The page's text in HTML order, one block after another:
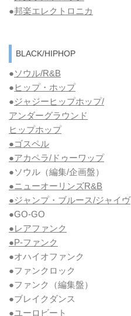
●邦楽エレクトロニカ
BLACK/HIPHOP
●ソウル/R&B
● ヒップ・ホップ
●ジャジーヒップホップ/
アンダーグラウンド
ヒップホップ
●ゴスペル
●アカペラ/ドゥーワップ
●ソウル （編集/企画盤）
●ニューオーリンズR&B
●ジャンプ・ブルース/ジャイヴ
●GO-GO
●レアファンク
●P-ファンク
●オハイオファンク
●ファンクロック
●ファンク
（編集盤）
●ブレイクダンス
●ユーロビート